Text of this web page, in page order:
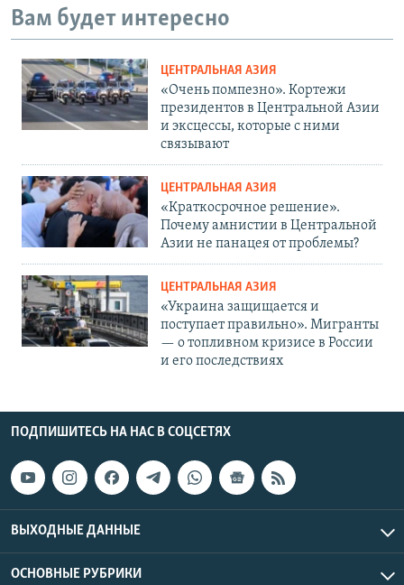
Вам будет интересно
ЦЕНТРАЛЬНАЯ АЗИЯ
«Очень помпезно». Кортежи
президентов в Центральной Азии
и эксцессы, которые с ними
связывают
ЦЕНТРАЛЬНАЯ АЗИЯ
«Краткосрочное решение».
Почему амнистии в Центральной
Азии не панацея от проблемы?
ЦЕНТРАЛЬНАЯ АЗИЯ
«Украина защищается и
поступает правильно». Мигранты
— о топливном кризисе в России
и его последствиях
ПОДПИШИТЕСЬ НА НАС В СОЦСЕТЯХ
ВЫХОДНЫЕ ДАННЫЕ
ОСНОВНЫЕ РУБРИКИ